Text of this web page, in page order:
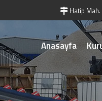
Hatip Mah.
Anasayfa